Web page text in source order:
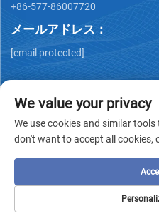
+86-577-86007720
メールアドレス：
[email protected]
We value your privacy
We use cookies and similar
don't want to accept all cookies,